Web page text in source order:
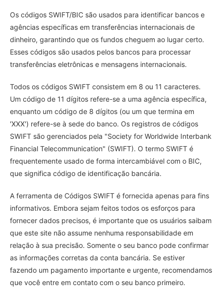
Os códigos SWIFT/BIC são usados para identificar bancos e
agências específicas em transferências internacionais de
dinheiro, garantindo que os fundos cheguem ao lugar certo.
Esses códigos são usados pelos bancos para processar
transferências eletrônicas e mensagens internacionais.
Todos os códigos SWIFT consistem em 8 ou 11 caracteres.
Um código de 11 dígitos refere-se a uma agência específica,
enquanto um código de 8 dígitos (ou um que termina em
'XXX') refere-se à sede do banco. Os registros de códigos
SWIFT são gerenciados pela "Society for Worldwide Interbank
Financial Telecommunication" (SWIFT). O termo SWIFT é
frequentemente usado de forma intercambiável com o BIC,
que significa código de identificação bancária.
A ferramenta de Códigos SWIFT é fornecida apenas para fins
informativos. Embora sejam feitos todos os esforços para
fornecer dados precisos, é importante que os usuários saibam
que este site não assume nenhuma responsabilidade em
relação à sua precisão. Somente o seu banco pode confirmar
as informações corretas da conta bancária. Se estiver
fazendo um pagamento importante e urgente, recomendamos
que você entre em contato com o seu banco primeiro.